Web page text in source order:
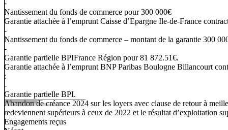
-
Nantissement du fonds de commerce pour 300 000€
Garantie attachée à l’emprunt Caisse d’Epargne Ile-de-France
-
Nantissement du fonds de commerce – montant de la garantie 300
-
Garantie partielle BPIFrance Région pour 81 872.51€.
Garantie attachée à l’emprunt BNP Paribas Boulogne Billancourt
:
-
Garantie partielle BPI.
Abandon de créance 2024 sur les loyers avec clause de retour à
redeviennent supérieurs à ceux de 2022 et le résultat d’exploitation
Engagements reçus